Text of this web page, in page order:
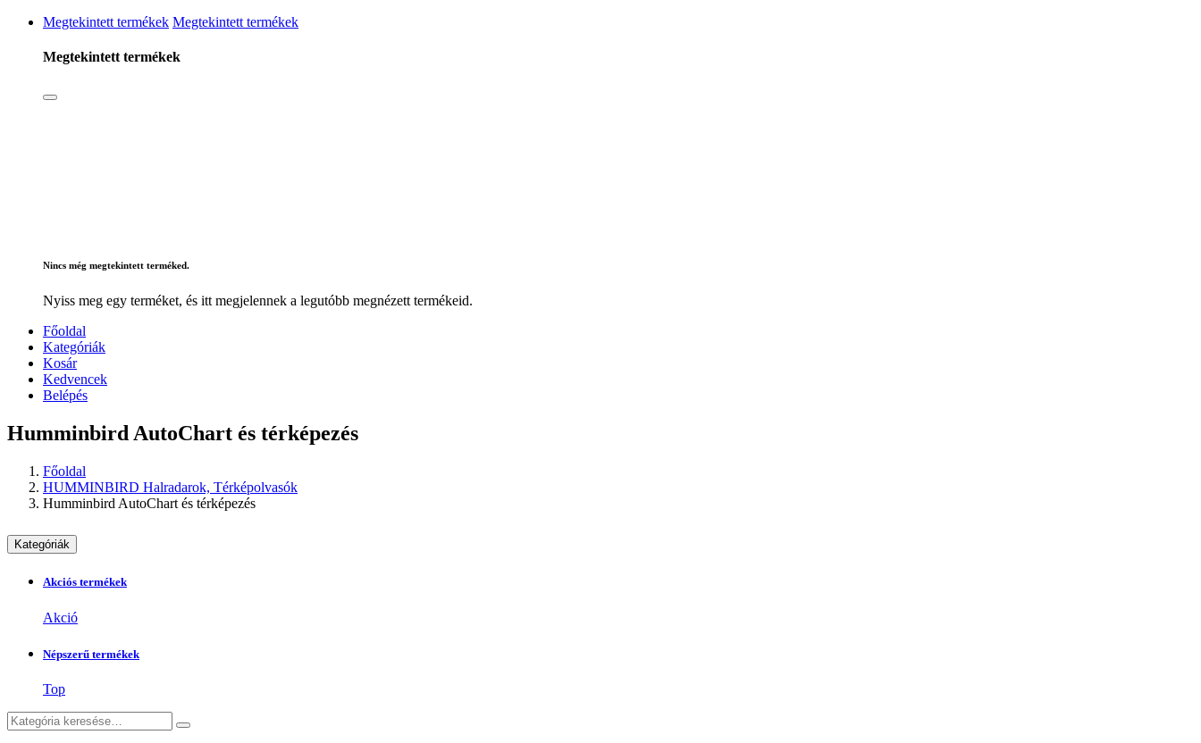
Megtekintett termékek Megtekintett termékek
Megtekintett termékek
Nincs még megtekintett terméked.
Nyiss meg egy terméket, és itt megjelennek a legutóbb megnézett termékeid.
Főoldal
Kategóriák
Kosár
Kedvencek
Belépés
Humminbird AutoChart és térképezés
Főoldal
HUMMINBIRD Halradarok, Térképolvasók
Humminbird AutoChart és térképezés
Kategóriák
Akciós termékek
Akció
Népszerű termékek
Top